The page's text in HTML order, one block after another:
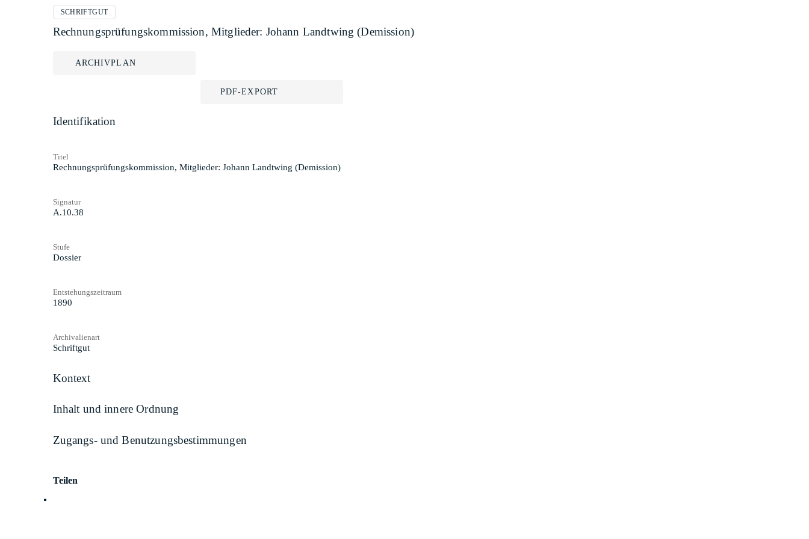
SCHRIFTGUT
Rechnungsprüfungskommission, Mitglieder: Johann Landtwing (Demission)
ARCHIVPLAN
PDF-EXPORT
Identifikation
Titel
Rechnungsprüfungskommission, Mitglieder: Johann Landtwing (Demission)
Signatur
A.10.38
Stufe
Dossier
Entstehungszeitraum
1890
Archivalienart
Schriftgut
Kontext
Inhalt und innere Ordnung
Zugangs- und Benutzungsbestimmungen
Teilen